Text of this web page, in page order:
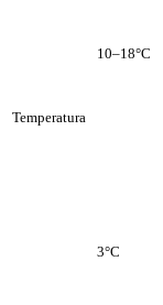
Temperatura
10–18°C
3°C